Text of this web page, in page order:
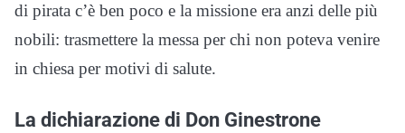
di pirata c’è ben poco e la missione era anzi delle più
nobili: trasmettere la messa per chi non poteva venire
in chiesa per motivi di salute.
La dichiarazione di Don Ginestrone